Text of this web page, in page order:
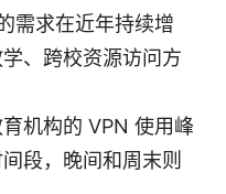
需求在近年持续增
、跨校资源访问方
机构的 VPN 使用峰
段，晚间和周末则